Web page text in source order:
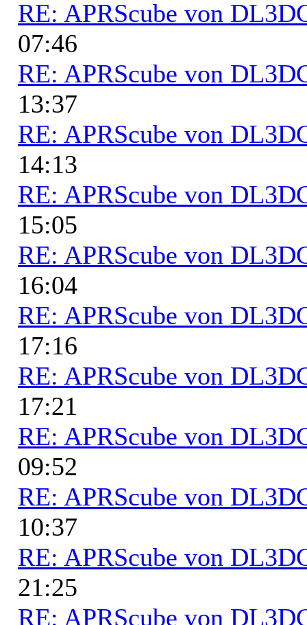
RE: APRScube von
07:46
RE: APRScube von
13:37
RE: APRScube von
14:13
RE: APRScube von
15:05
RE: APRScube von
16:04
RE: APRScube von
17:16
RE: APRScube von
17:21
RE: APRScube von
09:52
RE: APRScube von
10:37
RE: APRScube von
21:25
RE: APRScube von